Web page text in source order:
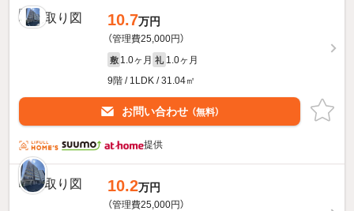
10.7万円
（管理費25,000円）
敷 1.0ヶ月 礼 1.0ヶ月
9階 / 1LDK / 31.04㎡
お問い合わせ （無料）
提供
10.2万円
（管理費25,000円）